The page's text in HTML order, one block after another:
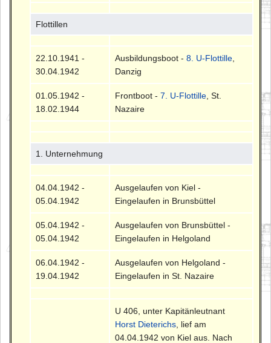
Flottillen
22.10.1941 -
30.04.1942
Ausbildungsboot -8. U-Flottille
Danzig
01.05.1942 -
18.02.1944
Frontboot -7. U-Flottille , St.
Nazaire
1. Unternehmung
04.04.1942 -
05.04.1942
Ausgelaufen von Kiel -
Eingelaufen in Brunsbüttel
05.04.1942 -
05.04.1942
Ausgelaufen von Brunsbüttel -
Eingelaufen in Helgoland
06.04.1942 -
19.04.1942
Ausgelaufen von Helgoland -
Eingelaufen in St. Nazaire
U 406, unter Kapitänleutnant
Horst Dieterichs , lief am
04.04.1942 von Kiel aus. Nach